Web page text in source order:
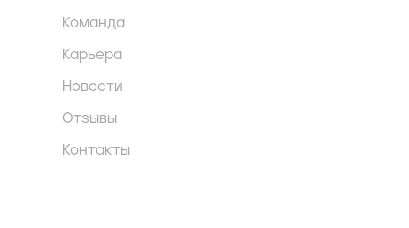
Команда
Карьера
Новости
Отзывы
Контакты